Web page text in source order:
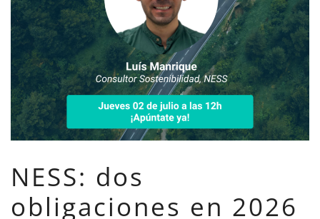
NESS: dos
obligaciones en 2026